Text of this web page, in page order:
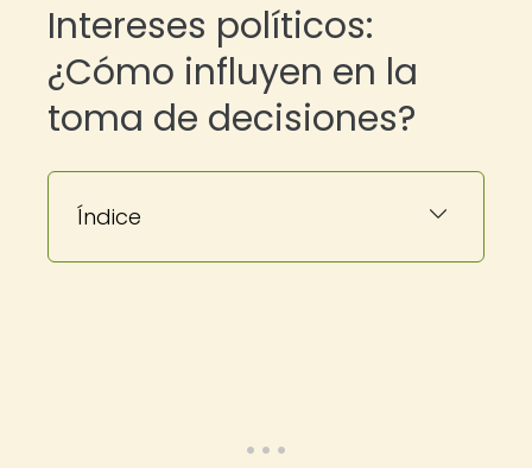
Intereses políticos:
¿Cómo influyen en la
toma de decisiones?
Índice